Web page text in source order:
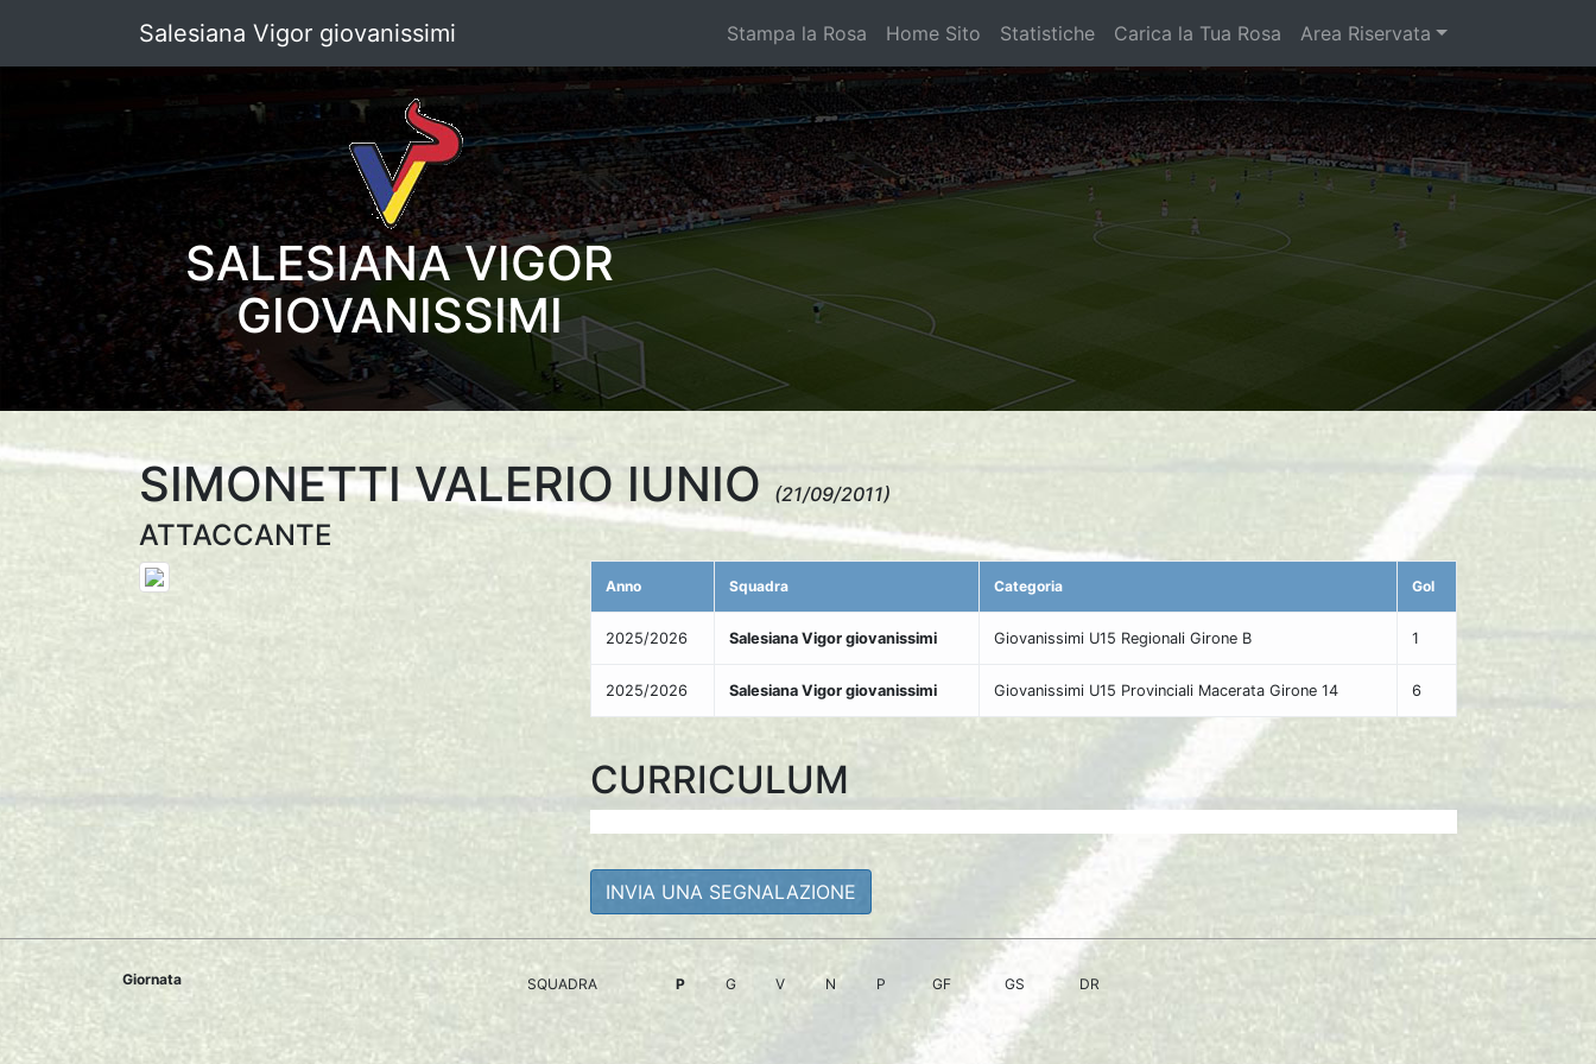
Salesiana Vigor giovanissimi Stampa la Rosa Home Sito Statistiche Carica la Tua Rosa Area Riservata
SALESIANA VIGOR
GIOVANISSIMI
SIMONETTI VALERIO IUNIO (21/09/2011)
ATTACCANTE
Anno Squadra Categoria Gol
2025/2026 Salesiana Vigor giovanissimi Giovanissimi U15 Regionali Girone B 1
2025/2026 Salesiana Vigor giovanissimi Giovanissimi U15 Provinciali Macerata Girone 14 6
CURRICULUM
INVIA UNA SEGNALAZIONE
Giornata SQUADRA P G V N P GF GS DR